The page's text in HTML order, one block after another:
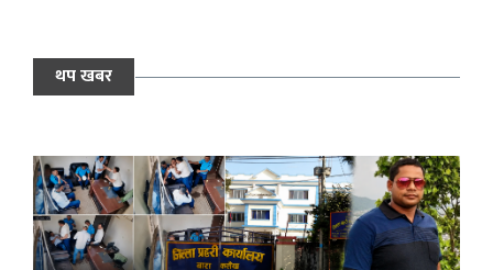
थप खबर